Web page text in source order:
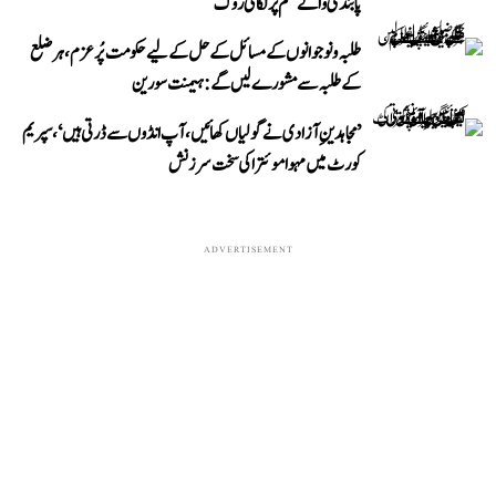
طلبہ و نوجوانوں کے مسائل کے حل کے لیے حکومت پُرعزم، ہر ضلع
کے طلبہ سے مشورے لیں گے: ہیمنت سورین
’مجاہدینِ آزادی نے گولیاں کھائیں، آپ انڈوں سے ڈرتی ہیں‘، سپریم
کورٹ میں مہوا موئترا کی سخت سرزنش
ADVERTISEMENT